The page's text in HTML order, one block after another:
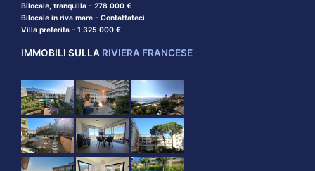
Bilocale, tranquilla - 278 000 €
Bilocale in riva mare - Contattateci
Villa preferita - 1 325 000 €
IMMOBILI SULLA RIVIERA FRANCESE